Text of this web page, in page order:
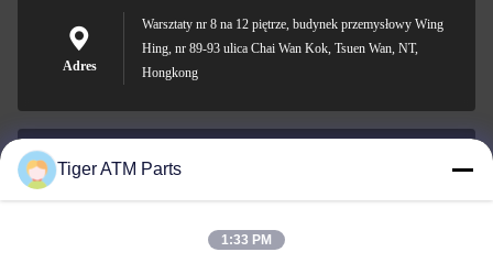
Adres
Warsztaty nr 8 na 12 piętrze, budynek przemysłowy Wing
Hing, nr 89-93 ulica Chai Wan Kok, Tsuen Wan, NT,
Hongkong
Wiadomość
Tiger ATM Parts
1:33 PM